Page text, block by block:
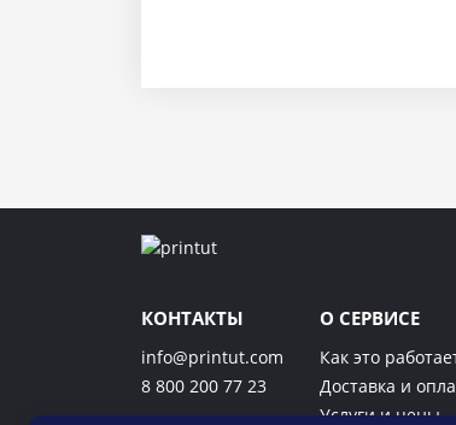
КОНТАКТЫ
info@printut.com
8 800 200 77 23
О СЕРВИСЕ
Как это
Доставка и
Услуги и цены